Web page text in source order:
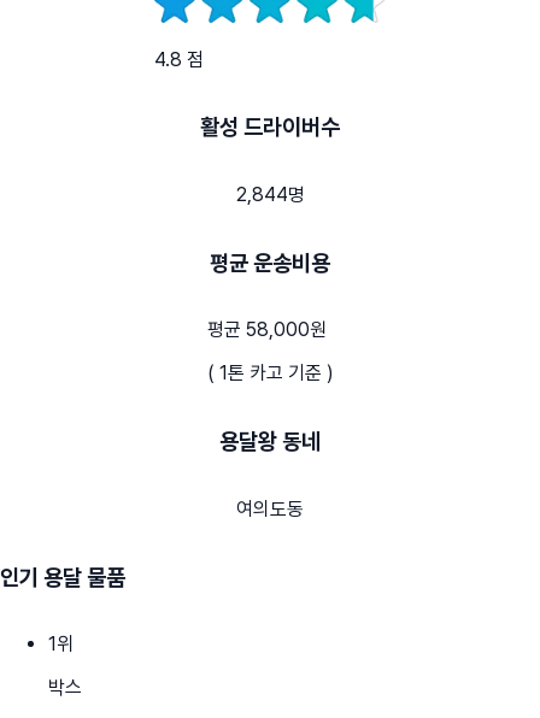
4.8 점
활성 드라이버수
2,844명
평균 운송비용
평균 58,000원
( 1톤 카고 기준 )
용달왕 동네
여의도동
인기 용달 물품
1위
박스